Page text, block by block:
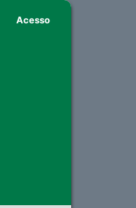
Acesso